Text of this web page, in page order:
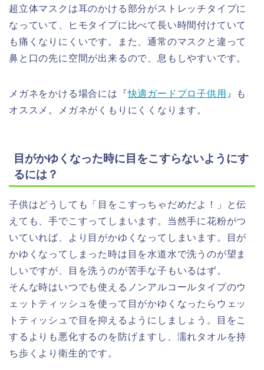
超立体マスクは耳のかける部分がストレッチタイプに
なっていて、
ヒモタイプに比べて長い時間付けていて
も痛くなりにくいです。また、通常のマスクと違って
鼻と口の先に空間が出来るので、 息もしやすいです。
メガネをかける場合には『快適ガードプロ子供用 』も
オススメ。メガネがくもりにくくなります。
目がかゆくなった時に目をこすらないようにす
るには？
子供はどうしても「目をこすっちゃだめだよ！」と伝
えても、手でこすってしまいます。当然手に花粉がつ
いていれば、より目がかゆくなってしまいます。目が
かゆくなってしまった時は目を水道水で洗うのが望ま
しいですが、目を洗うのが苦手な子もいるはず。
そんな時はいつでも使える ノンアルコールタイプのウ
ェットティッシュ を使って目がかゆくなったらウェッ
トティッシュで目を抑えるようにしましょう。目をこ
するよりも悪化するのを防げますし、濡れタオルを持
ち歩くより衛生的です。